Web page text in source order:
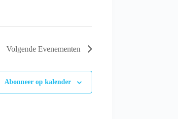
Volgende Evenementen
Abonneer op kalender